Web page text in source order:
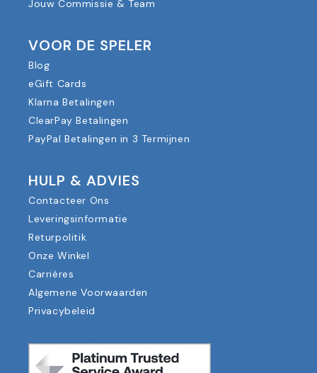
Jouw Commissie & Team
VOOR DE SPELER
Blog
eGift Cards
Klarna Betalingen
ClearPay Betalingen
PayPal Betalingen in 3 Termijnen
HULP & ADVIES
Contacteer Ons
Leveringsinformatie
Returpolitik
Onze Winkel
Carrières
Algemene Voorwaarden
Privacybeleid